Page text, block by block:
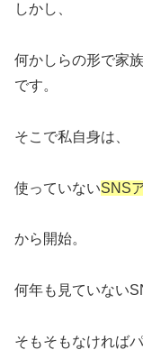
しかし、
何かしらの形で家
です。
そこで私自身は、
使っていないSNS
から開始。
何年も見ていない
そもそもなければ